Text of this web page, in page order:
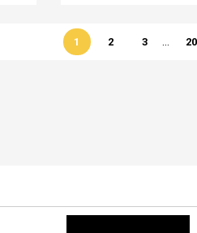
1 2 3 20